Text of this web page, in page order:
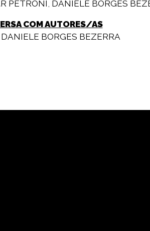
PETRONI, DANIELE BORGES
COM AUTORES/AS
DANIELE BORGES BEZERRA